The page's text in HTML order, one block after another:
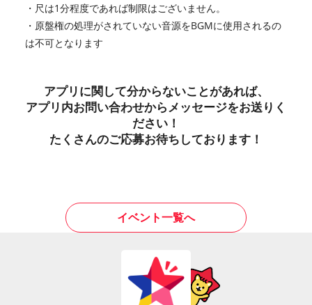
・尺は1分程度であれば制限はございません。
・原盤権の処理がされていない音源をBGMに使用されるの
は不可となります
アプリに関して分からないことがあれば、
アプリ内お問い合わせからメッセージをお送りく
ださい！
たくさんのご応募お待ちしております！
イベント一覧へ